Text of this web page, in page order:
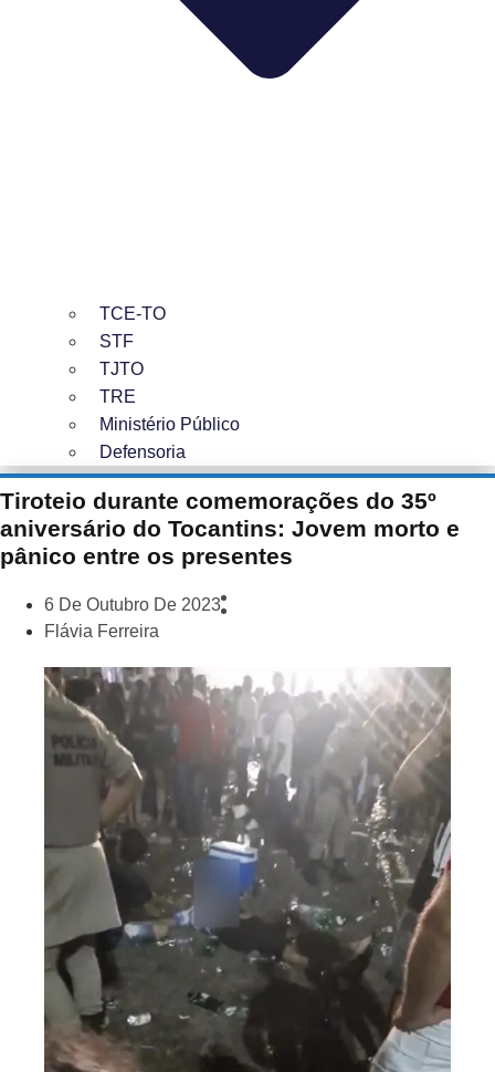
TCE-TO
STF
TJTO
TRE
Ministério Público
Defensoria
Tiroteio durante comemorações do 35º
aniversário do Tocantins: Jovem morto e
pânico entre os presentes
6 De Outubro De 2023
Flávia Ferreira